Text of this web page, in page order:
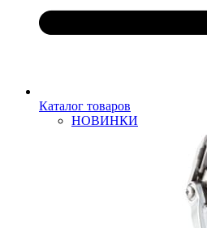
Каталог товаров
НОВИНКИ